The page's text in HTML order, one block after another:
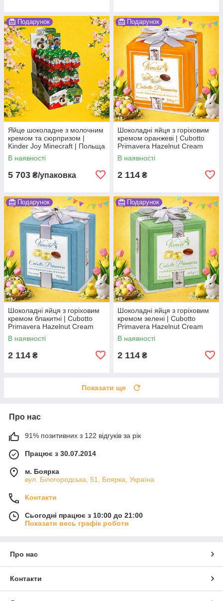
Подарунок
Яйце шоколадне з молочним
кремом та сюрпризом |
Kinder Joy Minecraft | Польща
| Kinder | 20 г × 36 шт |
Minecraft edition Во3
В наявності
5 703 ₴/упаковка
Подарунок
Шоколадні яйця з горіховим
кремом оранжеві | Cubotto
Primavera Hazelnut Cream
Eggs Orange | Італія | Vanoir |
315 г Во2
В наявності
2 114 ₴
Подарунок
Шоколадні яйця з горіховим
кремом блакитні | Cubotto
Primavera Hazelnut Cream
Eggs Blue | Італія | Vanoir |
315 г Во2
В наявності
2 114 ₴
Подарунок
Шоколадні яйця з горіховим
кремом зелені | Cubotto
Primavera Hazelnut Cream
Eggs Green | Італія | Vanoir |
315 г
В наявності
2 114 ₴
Показати ще
Про нас
91% позитивних з 122 відгуків за рік
Працює з 30.07.2014
м. Боярка
вул. Білогородська, 51, Боярка, Україна
Контакти
Сьогодні працює з 10:00 до 21:00
Показати весь графік роботи
Про нас
Контакти